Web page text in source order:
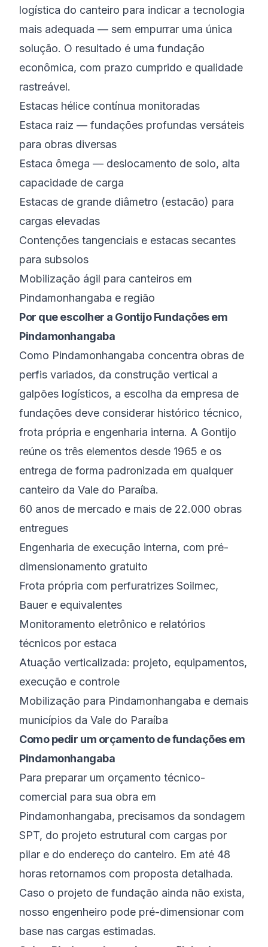
logística do canteiro para indicar a tecnologia
mais adequada — sem empurrar uma única
solução. O resultado é uma fundação
econômica, com prazo cumprido e qualidade
rastreável.
Estacas hélice contínua monitoradas
Estaca raiz — fundações profundas versáteis
para obras diversas
Estaca ômega — deslocamento de solo, alta
capacidade de carga
Estacas de grande diâmetro (estacão) para
cargas elevadas
Contenções tangenciais e estacas secantes
para subsolos
Mobilização ágil para canteiros em
Pindamonhangaba e região
Por que escolher a Gontijo Fundações em
Pindamonhangaba
Como Pindamonhangaba concentra obras de
perfis variados, da construção vertical a
galpões logísticos, a escolha da empresa de
fundações deve considerar histórico técnico,
frota própria e engenharia interna. A Gontijo
reúne os três elementos desde 1965 e os
entrega de forma padronizada em qualquer
canteiro da Vale do Paraíba.
60 anos de mercado e mais de 22.000 obras
entregues
Engenharia de execução interna, com pré-
dimensionamento gratuito
Frota própria com perfuratrizes Soilmec,
Bauer e equivalentes
Monitoramento eletrônico e relatórios
técnicos por estaca
Atuação verticalizada: projeto, equipamentos,
execução e controle
Mobilização para Pindamonhangaba e demais
municípios da Vale do Paraíba
Como pedir um orçamento de fundações em
Pindamonhangaba
Para preparar um orçamento técnico-
comercial para sua obra em
Pindamonhangaba, precisamos da sondagem
SPT, do projeto estrutural com cargas por
pilar e do endereço do canteiro. Em até 48
horas retornamos com proposta detalhada.
Caso o projeto de fundação ainda não exista,
nosso engenheiro pode pré-dimensionar com
base nas cargas estimadas.